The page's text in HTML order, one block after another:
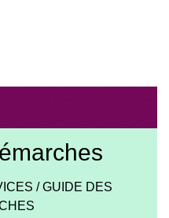
/GUIDE DES